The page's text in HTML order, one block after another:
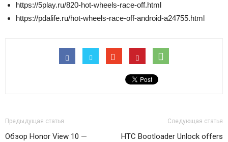
https://5play.ru/820-hot-wheels-race-off.html
https://pdalife.ru/hot-wheels-race-off-android-a24755.html
Предыдущая статья
Обзор Honor View 10 —
Следующая статья
HTC Bootloader Unlock offers